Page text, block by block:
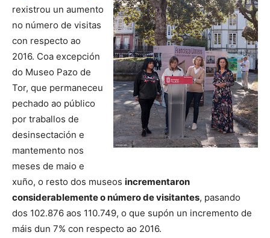
rexistrou un aumento
no número de visitas
con respecto ao
2016. Coa excepción
do Museo Pazo de
Tor, que permaneceu
pechado ao público
por traballos de
desinsectación e
mantemento nos
meses de maio e
xuño, o resto dos museos incrementaron
considerablemente o número de visitantes, pasando
dos 102.876 aos 110.749, o que supón un incremento de
máis dun 7% con respecto ao 2016.